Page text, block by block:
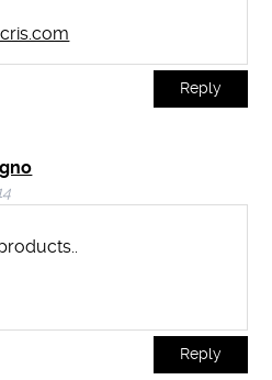
Reply
Reply